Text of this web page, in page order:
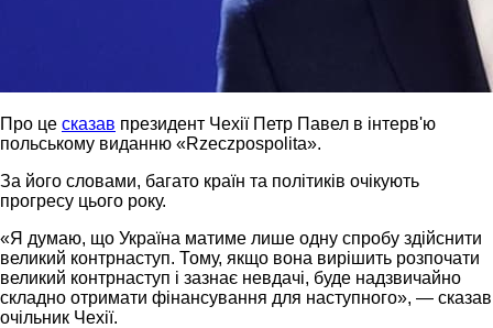
Про це сказав президент Чехії Петр Павел в інтерв'ю
польському виданню «Rzeczpospolita».
За його словами, багато країн та політиків очікують
прогресу цього року.
«Я думаю, що Україна матиме лише одну спробу здійснити
великий контрнаступ. Тому, якщо вона вирішить розпочати
великий контрнаступ і зазнає невдачі, буде надзвичайно
складно отримати фінансування для наступного», — сказав
очільник Чехії.